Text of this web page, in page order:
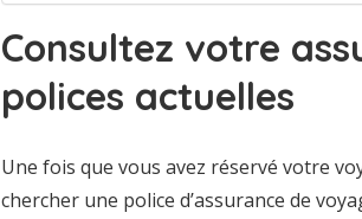
Consultez votre
polices actuelles
Une fois que vous avez réservé votre
chercher une police d’assurance de